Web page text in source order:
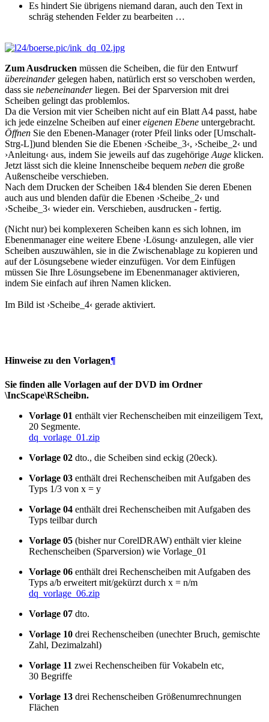
Es hindert Sie übrigens niemand daran, auch den Text in
schräg stehenden Felder zu bearbeiten …
Zum Ausdrucken müssen die Scheiben, die für den Entwurf
übereinandergelegen haben, natürlich erst so verschoben werden,
dass sie nebeneinanderliegen. Bei der Sparversion mit drei
Scheiben gelingt das problemlos.
Da die Version mit vier Scheiben nicht auf ein Blatt A4 passt, habe
ich jede einzelne Scheiben auf einereigenen Ebene untergebracht.
Öffnen Sie den Ebenen-Manager (roter Pfeil links oder [Umschalt-
Strg-L])und blenden Sie die Ebenen ›Scheibe_3‹, ›Scheibe_2‹ und
›Anleitung‹ aus, indem Sie jeweils auf das zugehörige Auge klicken.
Jetzt lässt sich die kleine Innenscheibe bequem neben die große
Außenscheibe verschieben.
Nach dem Drucken der Scheiben 1&4 blenden Sie deren Ebenen
auch aus und blenden dafür die Ebenen ›Scheibe_2‹ und
›Scheibe_3‹ wieder ein. Verschieben, ausdrucken - fertig.
(Nicht nur) bei komplexeren Scheiben kann es sich lohnen, im
Ebenenmanager eine weitere Ebene ›Lösung‹ anzulegen, alle vier
Scheiben auszuwählen, sie in die Zwischenablage zu kopieren und
auf der Lösungsebene wieder einzufügen. Vor dem Einfügen
müssen Sie Ihre Lösungsebene im Ebenenmanager aktivieren,
indem Sie einfach auf ihren Namen klicken.
Im Bild ist ›Scheibe_4‹ gerade aktiviert.
Hinweise zu den Vorlagen¶
Sie finden alle Vorlagen auf der DVD im Ordner
\IncScape\RScheibn.
Vorlage 01 enthält vier Rechenscheiben mit einzeiligem Text,
20 Segmente.
dq_vorlage_01.zip
Vorlage 02 dto., die Scheiben sind eckig (20eck).
Vorlage 03 enthält drei Rechenscheiben mit Aufgaben des
Typs 1/3 von x = y
Vorlage 04 enthält drei Rechenscheiben mit Aufgaben des
Typs teilbar durch
Vorlage 05 (bisher nur CorelDRAW) enthält vier kleine
Rechenscheiben (Sparversion) wie Vorlage_01
Vorlage 06 enthält drei Rechenscheiben mit Aufgaben des
Typs a/b erweitert mit/gekürzt durch x = n/m
dq_vorlage_06.zip
Vorlage 07 dto.
Vorlage 10 drei Rechenscheiben (unechter Bruch, gemischte
Zahl, Dezimalzahl)
Vorlage 11 zwei Rechenscheiben für Vokabeln etc,
30 Begriffe
Vorlage 13 drei Rechenscheiben Größenumrechnungen
Flächen